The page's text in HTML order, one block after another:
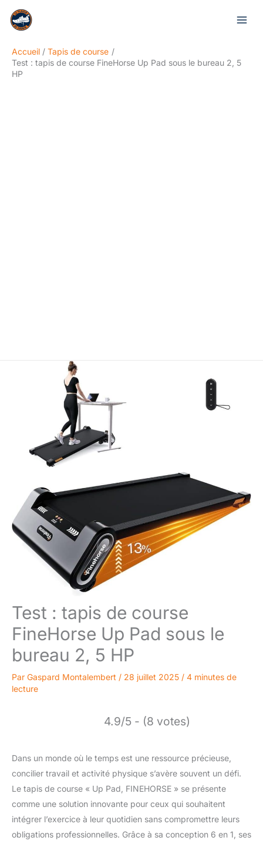
Accueil
Tapis de course
Test : tapis de course FineHorse Up Pad sous le bureau 2, 5
HP
Test : tapis de course
FineHorse Up Pad sous le
bureau 2, 5 HP
Par Gaspard Montalembert / 28 juillet 2025 / 4 minutes de
lecture
4.9/5 - (8 votes)
Dans un monde où le temps est une ressource précieuse,
concilier travail et activité physique s’avère souvent un défi.
Le tapis de course « Up Pad, FINEHORSE » se présente
comme une solution innovante pour ceux qui souhaitent
intégrer l’exercice à leur quotidien sans compromettre leurs
obligations professionnelles. Grâce à sa conception 6 en 1, ses
Rechercher